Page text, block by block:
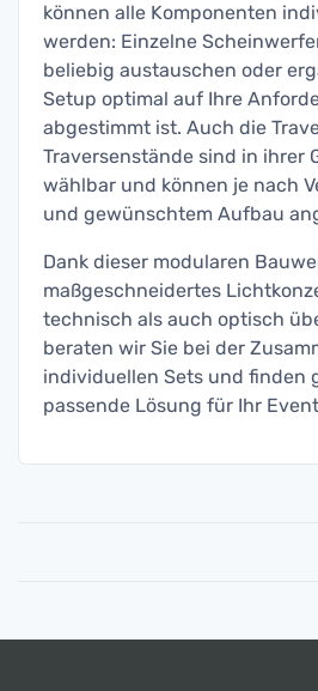
können alle Komponenten
werden: Einzelne
beliebig austauschen oder
Setup optimal auf Ihre
abgestimmt ist. Auch die
Traversenstände sind in ihrer
wählbar und können je nach
und gewünschtem Aufbau
Dank dieser modularen
maßgeschneidertes
technisch als auch optisch
beraten wir Sie bei der
individuellen Sets und finden
passende Lösung für Ihr